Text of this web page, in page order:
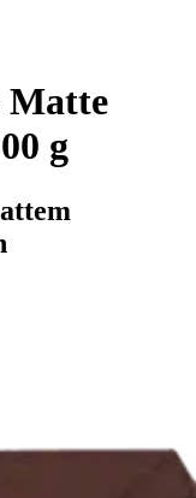
Matte
g